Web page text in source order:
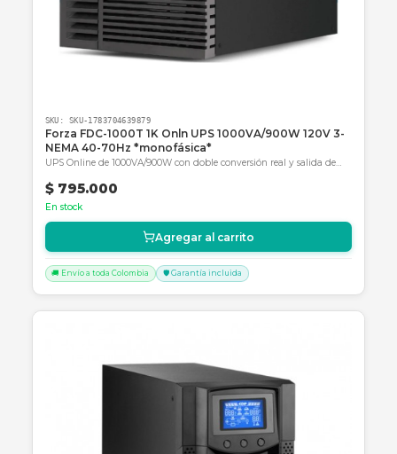
APC con Litio dura entre 8 y 10 años. Además,
mucho más rápido y es más liviana.
Sí, al ser On-Line de Doble Conversión, aísla
totalmente la carga de la red eléctrica,
siempre 120V estables independientemente de si
picos, caídas o ruidos en la línea.
¿Si se agotan las baterías después de los 8
son reemplazables?
Productos Relacionados